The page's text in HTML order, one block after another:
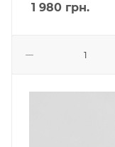
1 980 грн.